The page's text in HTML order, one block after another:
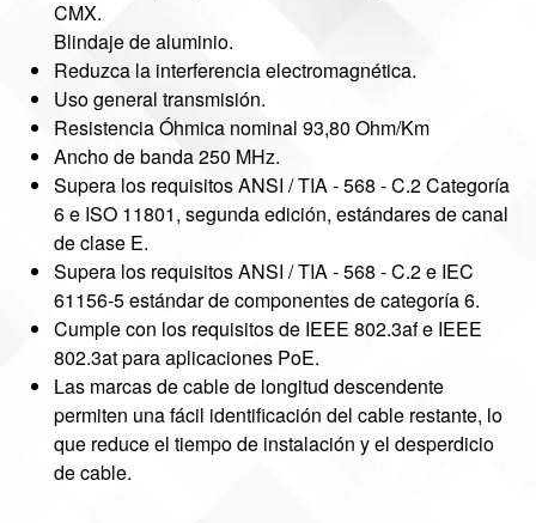
CMX.
Blindaje de aluminio.
Reduzca la interferencia electromagnética.
Uso general transmisión.
Resistencia Óhmica nominal 93,80 Ohm/Km
Ancho de banda 250 MHz.
Supera los requisitos ANSI / TIA - 568 - C.2 Categoría
6 e ISO 11801, segunda edición, estándares de canal
de clase E.
Supera los requisitos ANSI / TIA - 568 - C.2 e IEC
61156-5 estándar de componentes de categoría 6.
Cumple con los requisitos de IEEE 802.3af e IEEE
802.3at para aplicaciones PoE.
Las marcas de cable de longitud descendente
permiten una fácil identificación del cable restante, lo
que reduce el tiempo de instalación y el desperdicio
de cable.